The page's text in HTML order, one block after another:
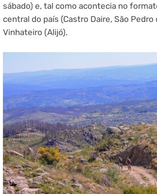
sábado) e, tal como acontecia no
central do país (Castro Daire, São
Vinhateiro (Alijó).